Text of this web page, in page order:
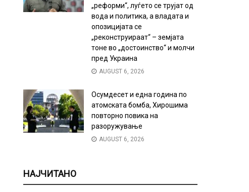
„реформи“, луѓето се трујат од
вода и политика, а владата и
опозицијата се
„реконструираат“ – земјата
тоне во „достоинство“ и молчи
пред Украина
AUGUST 6, 2026
Осумдесет и една година по
атомската бомба, Хирошима
повторно повика на
разоружување
AUGUST 6, 2026
НАЈЧИТАНО